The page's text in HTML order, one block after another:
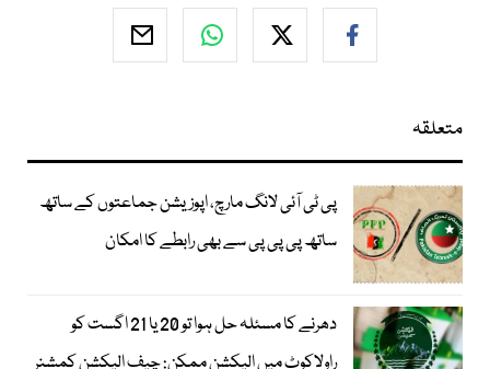
متعلقہ
پی ٹی آئی لانگ مارچ، اپوزیشن جماعتوں کے ساتھ
ساتھ پی پی پی سے بھی رابطے کا امکان
دھرنے کا مسئلہ حل ہوا تو 20 یا 21 اگست کو
راولاکوٹ میں الیکشن ممکن: چیف الیکشن کمشنر